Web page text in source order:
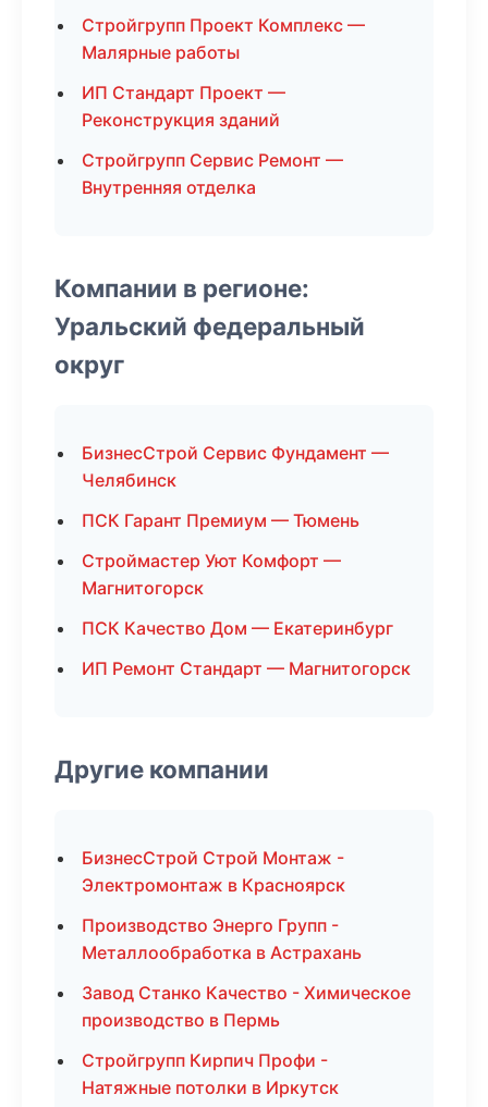
Стройгрупп Проект Комплекс —
Малярные работы
ИП Стандарт Проект —
Реконструкция зданий
Стройгрупп Сервис Ремонт —
Внутренняя отделка
Компании в регионе:
Уральский федеральный
округ
БизнесСтрой Сервис Фундамент —
Челябинск
ПСК Гарант Премиум — Тюмень
Строймастер Уют Комфорт —
Магнитогорск
ПСК Качество Дом — Екатеринбург
ИП Ремонт Стандарт — Магнитогорск
Другие компании
БизнесСтрой Строй Монтаж -
Электромонтаж в Красноярск
Производство Энерго Групп -
Металлообработка в Астрахань
Завод Станко Качество - Химическое
производство в Пермь
Стройгрупп Кирпич Профи -
Натяжные потолки в Иркутск